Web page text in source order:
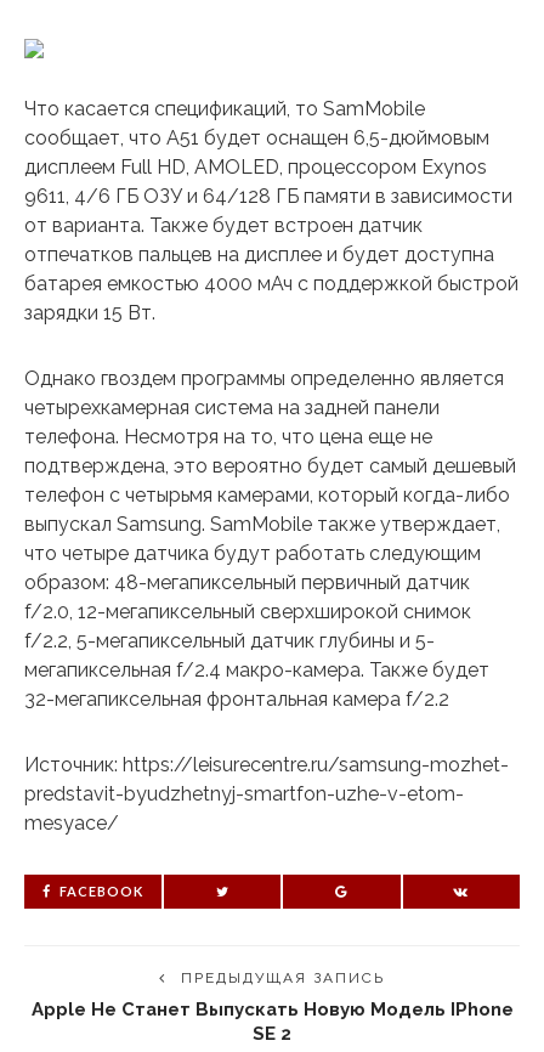
Что касается спецификаций, то SamMobile
сообщает, что A51 будет оснащен 6,5-дюймовым
дисплеем Full HD, AMOLED, процессором Exynos
9611, 4/6 ГБ ОЗУ и 64/128 ГБ памяти в зависимости
от варианта. Также будет встроен датчик
отпечатков пальцев на дисплее и будет доступна
батарея емкостью 4000 мАч с поддержкой быстрой
зарядки 15 Вт.
Однако гвоздем программы определенно является
четырехкамерная система на задней панели
телефона. Несмотря на то, что цена еще не
подтверждена, это вероятно будет самый дешевый
телефон с четырьмя камерами, который когда-либо
выпускал Samsung. SamMobile также утверждает,
что четыре датчика будут работать следующим
образом: 48-мегапиксельный первичный датчик
f/2.0, 12-мегапиксельный сверхширокой снимок
f/2.2, 5-мегапиксельный датчик глубины и 5-
мегапиксельная f/2.4 макро-камера. Также будет
32-мегапиксельная фронтальная камера f/2.2
Источник: https://leisurecentre.ru/samsung-mozhet-
predstavit-byudzhetnyj-smartfon-uzhe-v-etom-
mesyace/
FACEBOOK
ПРЕДЫДУЩАЯ ЗАПИСЬ
Apple Не Станет Выпускать Новую Модель IPhone
SE 2